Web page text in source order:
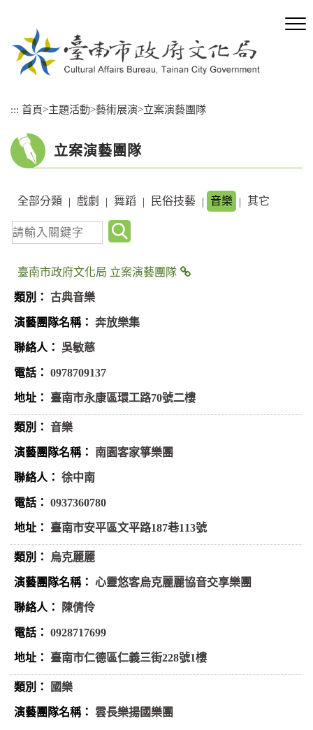
::: 首頁>主題活動>藝術展演>立案演藝團隊
立案演藝團隊
全部分類 | 戲劇 | 舞蹈 | 民俗技藝 | 音樂 | 其它
關
鍵
字
詢
臺南市政府文化局 立案演藝團隊
古典音樂
奔放樂集
吳敏慈
0978709137
臺南市永康區環工路70號二樓
音樂
南園客家箏樂團
徐中南
0937360780
臺南市安平區文平路187巷113號
烏克麗麗
心靈悠客烏克麗麗協音交享樂團
陳倩伶
0928717699
臺南市仁德區仁義三街228號1樓
國樂
雲長樂揚國樂團